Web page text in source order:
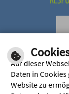
Optimiert für mobile
Endgeräte
Auf dieser
Daten in
Website zu